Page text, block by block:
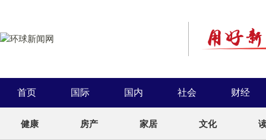
首页 国际 国内 社会 财经
健康 房产 家居 文化